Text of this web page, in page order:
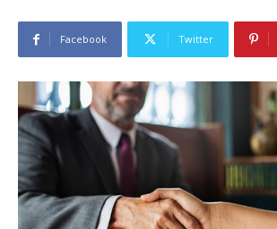
Facebook Twitter